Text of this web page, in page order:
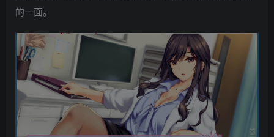
的一面。